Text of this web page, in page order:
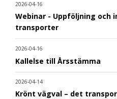
2026-04-16
Webinar - Uppföljning och
transporter
2026-04-16
Kallelse till Årsstämma
2026-04-14
Krönt vägval – det